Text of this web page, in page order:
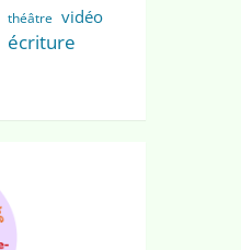
théâtre vidéo
écriture